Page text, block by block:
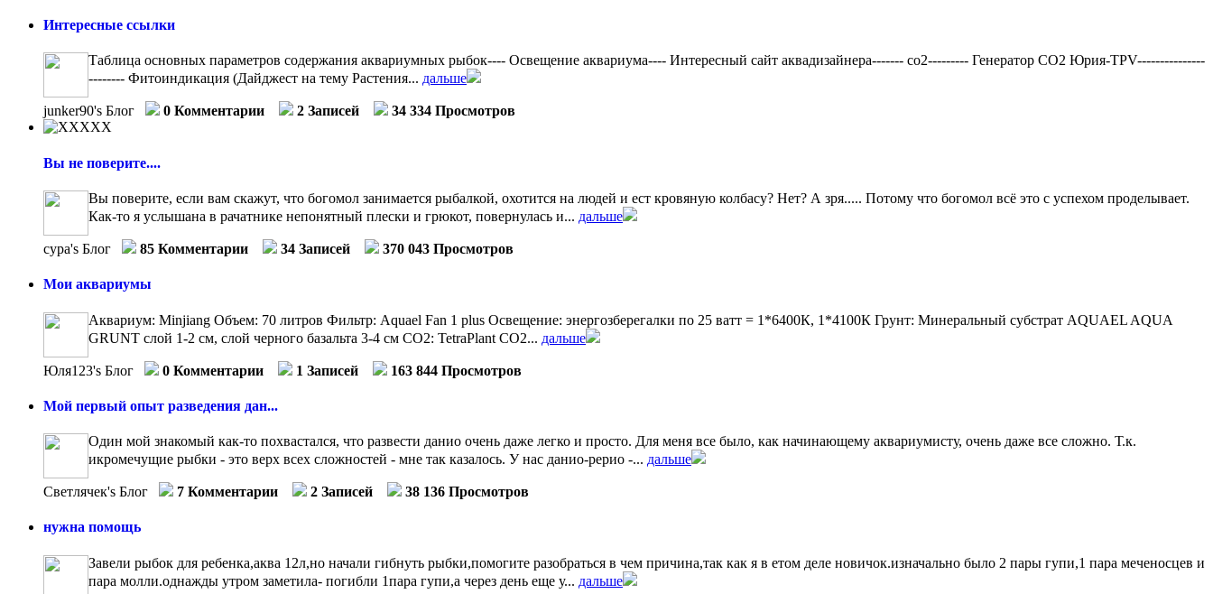
Интересные ссылки
Таблица основных параметров содержания аквариумных рыбок---- Освещение аквариума---- Интересный сайт аквадизайнера------- со2--------- Генератор СО2 Юрия-TPV---------------
-------- Фитоиндикация (Дайджест на тему Растения... дальше
junker90's Блог 0 Комментарии 2 Записей 34 334 Просмотров
Вы не поверите....
Вы поверите, если вам скажут, что богомол занимается рыбалкой, охотится на людей и ест кровяную колбасу? Нет? А зря..... Потому что богомол всё это с успехом проделывает.
Как-то я услышана в рачатнике непонятный плески и грюкот, повернулась и... дальше
сура's Блог 85 Комментарии 34 Записей 370 043 Просмотров
Мои аквариумы
Аквариум: Minjiang Объем: 70 литров Фильтр: Aquael Fan 1 plus Освещение: энергозберегалки по 25 ватт = 1*6400К, 1*4100К Грунт: Минеральный субстрат AQUAEL AQUA
GRUNT слой 1-2 см, слой черного базальта 3-4 см СО2: TetraPlant СО2... дальше
Юля123's Блог 0 Комментарии 1 Записей 163 844 Просмотров
Мой первый опыт разведения дан...
Один мой знакомый как-то похвастался, что развести данио очень даже легко и просто. Для меня все было, как начинающему аквариумисту, очень даже все сложно. Т.к.
икромечущие рыбки - это верх всех сложностей - мне так казалось. У нас данио-рерио -... дальше
Светлячек's Блог 7 Комментарии 2 Записей 38 136 Просмотров
нужна помощь
Завели рыбок для ребенка,аква 12л,но начали гибнуть рыбки,помогите разобраться в чем причина,так как я в етом деле новичок.изначально было 2 пары гупи,1 пара меченосцев и
пара молли.однажды утром заметила- погибли 1пара гупи,а через день еще у... дальше